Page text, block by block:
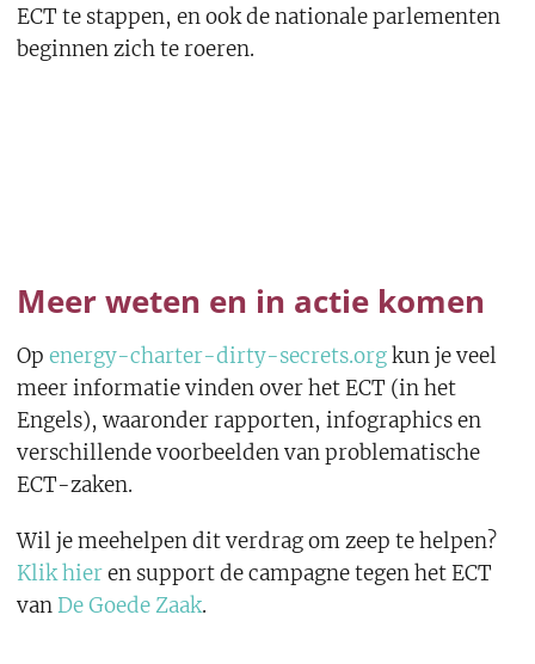
ECT te stappen, en ook de nationale parlementen
beginnen zich te roeren.
Meer weten en in actie komen
Op energy-charter-dirty-secrets.orgkun je veel
meer informatie vinden over het ECT (in het
Engels), waaronder rapporten, infographics en
verschillende voorbeelden van problematische
ECT-zaken.
Wil je meehelpen dit verdrag om zeep te helpen?
Klik hieren support de campagne tegen het ECT
vanDe Goede Zaak.